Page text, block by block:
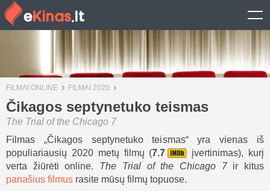
FILMAI ONLINE FILMAI 2020
Čikagos septynetuko teismas
The Trial of the Chicago 7
Filmas „Čikagos septynetuko teismas“ yra vienas iš
populiariausių 2020 metų filmų (7.7
įvertinimas), kurį
verta žiūrėti online. The Trial of the Chicago 7ir kitus
panašius filmus rasite mūsų filmų topuose.